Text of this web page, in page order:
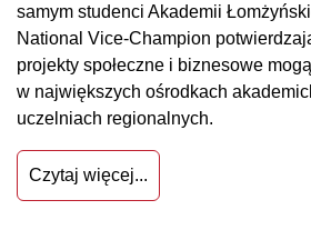
samym studenci Akademii
National Vice-Champion
projekty społeczne i biznesowe
w największych ośrodkach
uczelniach regionalnych.
Czytaj więcej...